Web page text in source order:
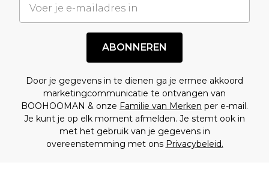
ABONNEREN
Door je gegevens in te dienen ga je ermee akkoord
marketingcommunicatie te ontvangen van
BOOHOOMAN & onze Familie van Merken per e-mail.
Je kunt je op elk moment afmelden. Je stemt ook in
met het gebruik van je gegevens in
overeenstemming met ons Privacybeleid.